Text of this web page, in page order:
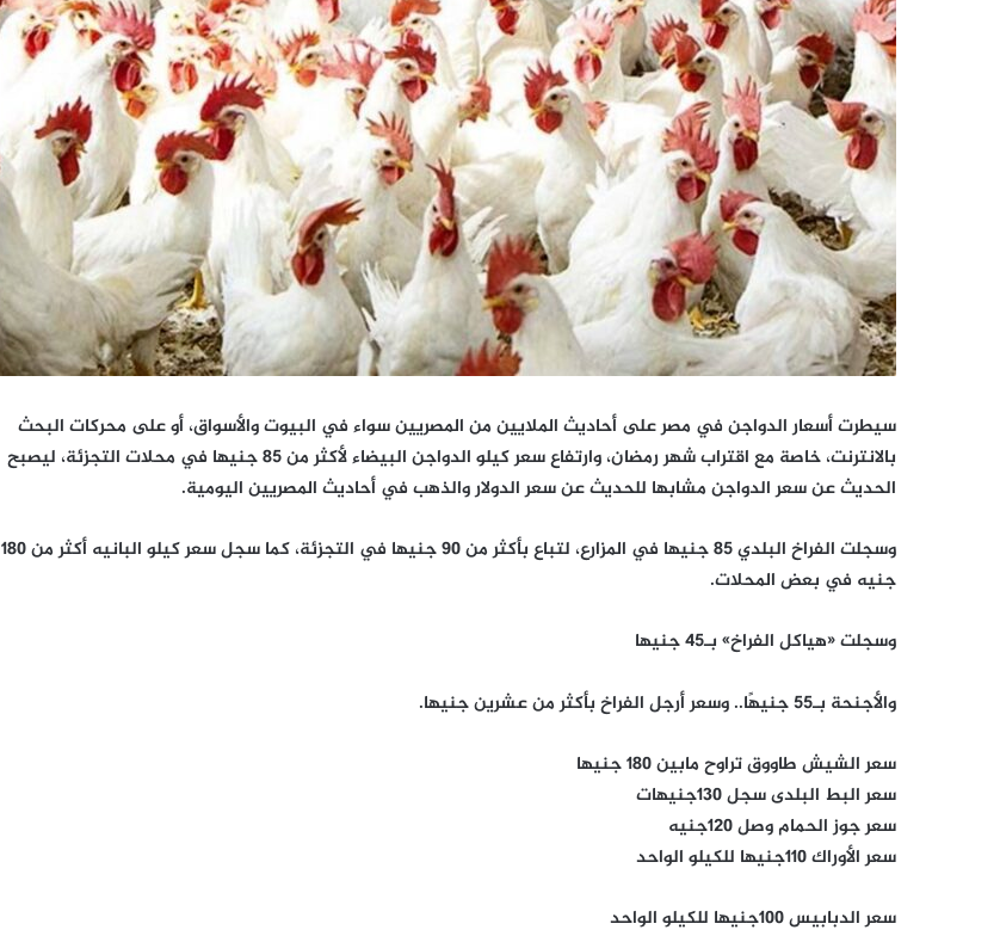
سيطرت أسعار الدواجن في مصر على أحاديث الملايين من المصريين سواء في البيوت والأسواق، أو على محركات البحث
بالانترنت، خاصة مع اقتراب شهر رمضان، وارتفاع سعر كيلو الدواجن البيضاء لأكثر من 85 جنيها في محلات التجزئة، ليصبح
الحديث عن سعر الدواجن مشابها للحديث عن سعر الدولار والذهب في أحاديث المصريين اليومية.
وسجلت الفراخ البلدي 85 جنيها في المزارع، لتباع بأكثر من 90 جنيها في التجزئة، كما سجل سعر كيلو البانيه أكثر من 180
جنيه في بعض المحلات.
وسجلت «هياكل الفراخ» بـ45 جنيها
والأجنحة بـ55 جنيهًا.. وسعر أرجل الفراخ بأكثر من عشرين جنيها.
سعر الشيش طاووق تراوح مابين 180 جنيها
سعر البط البلدى سجل 130جنيهات
سعر جوز الحمام وصل 120جنيه
سعر الأوراك 110جنيها للكيلو الواحد
سعر الدبابيس 100جنيها للكيلو الواحد